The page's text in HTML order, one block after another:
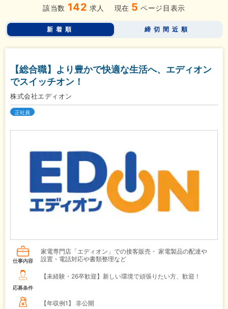
該当数 142 求人 現在 5 ページ目表示
新着順 締切間近順
【総合職】より豊かで快適な生活へ、エディオン
でスイッチオン！
株式会社エディオン
正社員
仕事内容
家電専門店「エディオン」での接客販売・ 家電製品の配達や
設置・電話対応や書類整理など
応募条件
【未経験・26卒歓迎】新しい環境で頑張りたい方、歓迎！
【年収例1】 非公開